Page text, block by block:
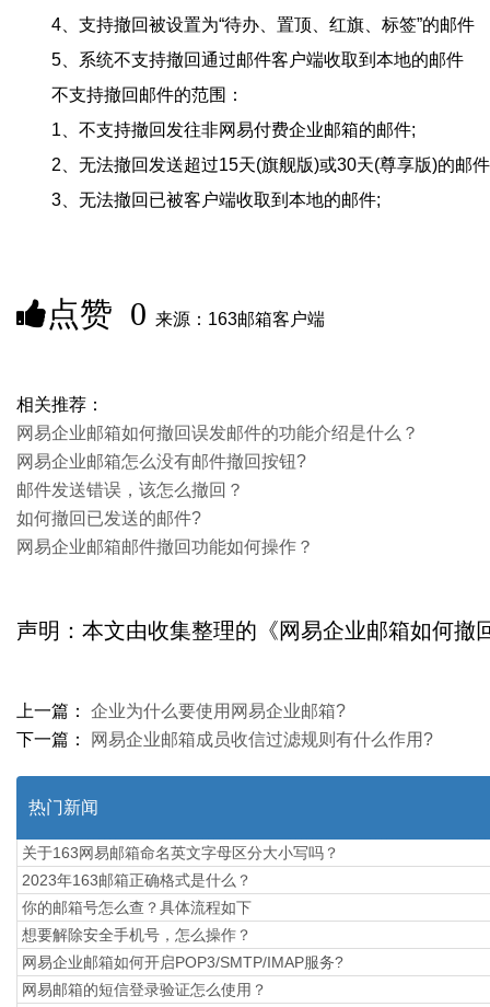
4、支持撤回被设置为“待办、置顶、红旗、标签”的邮件
5、系统不支持撤回通过邮件客户端收取到本地的邮件
不支持撤回邮件的范围：
1、不支持撤回发往非网易付费企业邮箱的邮件;
2、无法撤回发送超过15天(旗舰版)或30天(尊享版)的邮
3、无法撤回已被客户端收取到本地的邮件;
点赞 0 来源：163邮箱客户端
相关推荐：
网易企业邮箱如何撤回误发邮件的功能介绍是什么？
网易企业邮箱怎么没有邮件撤回按钮?
邮件发送错误，该怎么撤回？
如何撤回已发送的邮件?
网易企业邮箱邮件撤回功能如何操作？
声明：本文由收集整理的《网易企业邮箱如何
上一篇： 企业为什么要使用网易企业邮箱?
下一篇：
网易企业邮箱成员收信过滤规则有什么作用?
热门新闻
关于163网易邮箱命名英文字母区分大小写吗？
2023年163邮箱正确格式是什么？
你的邮箱号怎么查？具体流程如下
想要解除安全手机号，怎么操作？
网易企业邮箱如何开启POP3/SMTP/IMAP服务?
网易邮箱的短信登录验证怎么使用？